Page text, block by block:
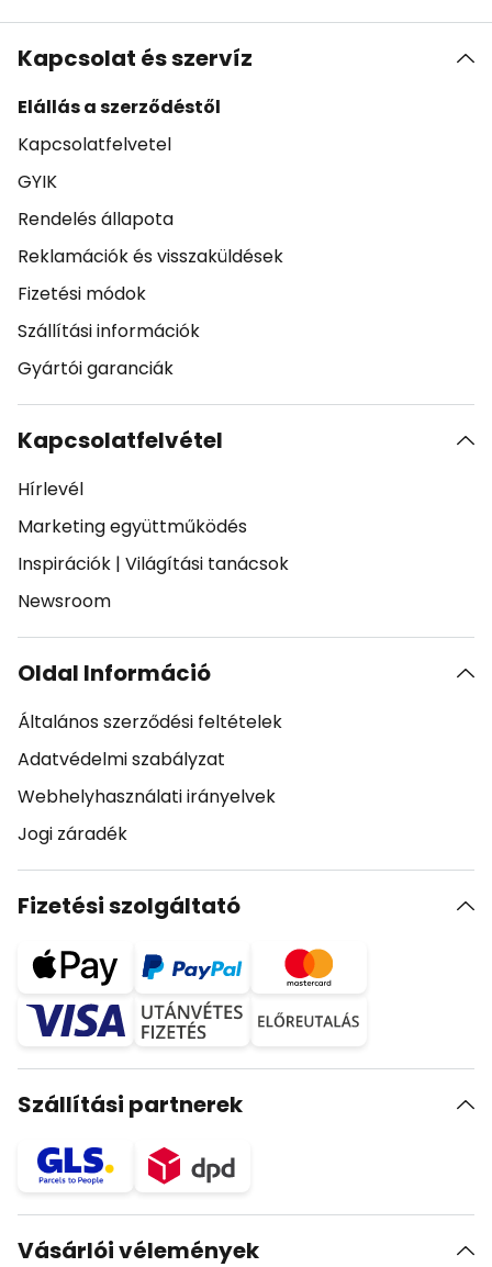
Kapcsolat és szervíz
Elállás a szerződéstől
Kapcsolatfelvetel
GYIK
Rendelés állapota
Reklamációk és visszaküldések
Fizetési módok
Szállítási információk
Gyártói garanciák
Kapcsolatfelvétel
Hírlevél
Marketing együttműködés
Inspirációk | Világítási tanácsok
Newsroom
Oldal Információ
Általános szerződési feltételek
Adatvédelmi szabályzat
Webhelyhasználati irányelvek
Jogi záradék
Fizetési szolgáltató
Szállítási partnerek
Vásárlói vélemények